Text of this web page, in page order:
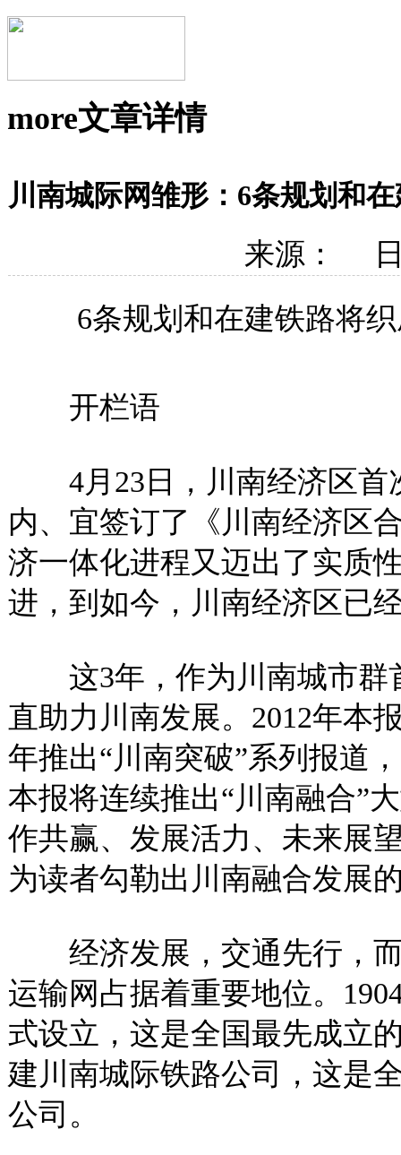
more文章详情
川南城际网雏形：6条规划和
来源： 日
6条规划和在建铁路将织
开栏语
4月23日，川南经济区首
内、宜签订了《川南经济区
济一体化进程又迈出了实质
进，到如今，川南经济区已
这3年，作为川南城市群
直助力川南发展。2012年本
年推出“川南突破”系列报道
本报将连续推出“川南融合”
作共赢、发展活力、未来展
为读者勾勒出川南融合发展
经济发展，交通先行，而
运输网占据着重要地位。
式设立，这是全国最先成立
建川南城际铁路公司，这是
公司。